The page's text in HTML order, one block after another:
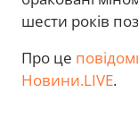
шести років
Про це
Новини.LIVE.